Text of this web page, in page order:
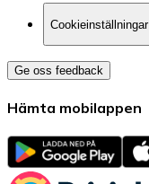
Cookieinställningar
Ge oss feedback
Hämta mobilappen